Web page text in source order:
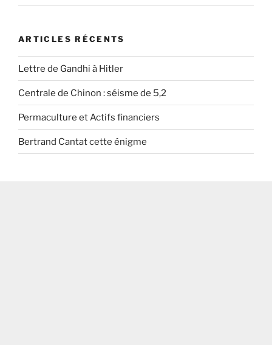
ARTICLES RÉCENTS
Lettre de Gandhi à Hitler
Centrale de Chinon : séisme de 5,2
Permaculture et Actifs financiers
Bertrand Cantat cette énigme